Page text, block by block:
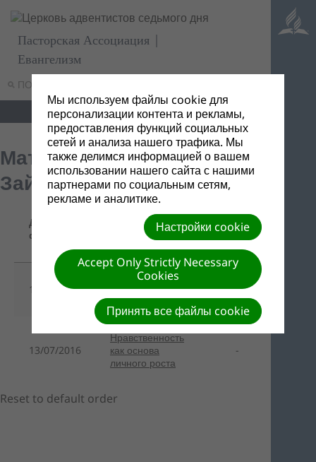
ПОИСК
Пасторская Ассоциация |
Евангелизм
Материалы от Д.А.
Зайцева
Дата
файла
Название/
Ссылка для
скачивания
Описание
13/07/2016
Скачать все
одним файлом
-
13/07/2016
Нравственность
как основа
личного роста
-
Reset to default order
Мы используем файлы cookie для
персонализации контента и рекламы,
предоставления функций социальных
сетей и анализа нашего трафика. Мы
также делимся информацией о вашем
использовании нашего сайта с нашими
партнерами по социальным сетям,
рекламе и аналитике.
Настройки cookie
Accept Only Strictly Necessary
Cookies
Принять все файлы cookie